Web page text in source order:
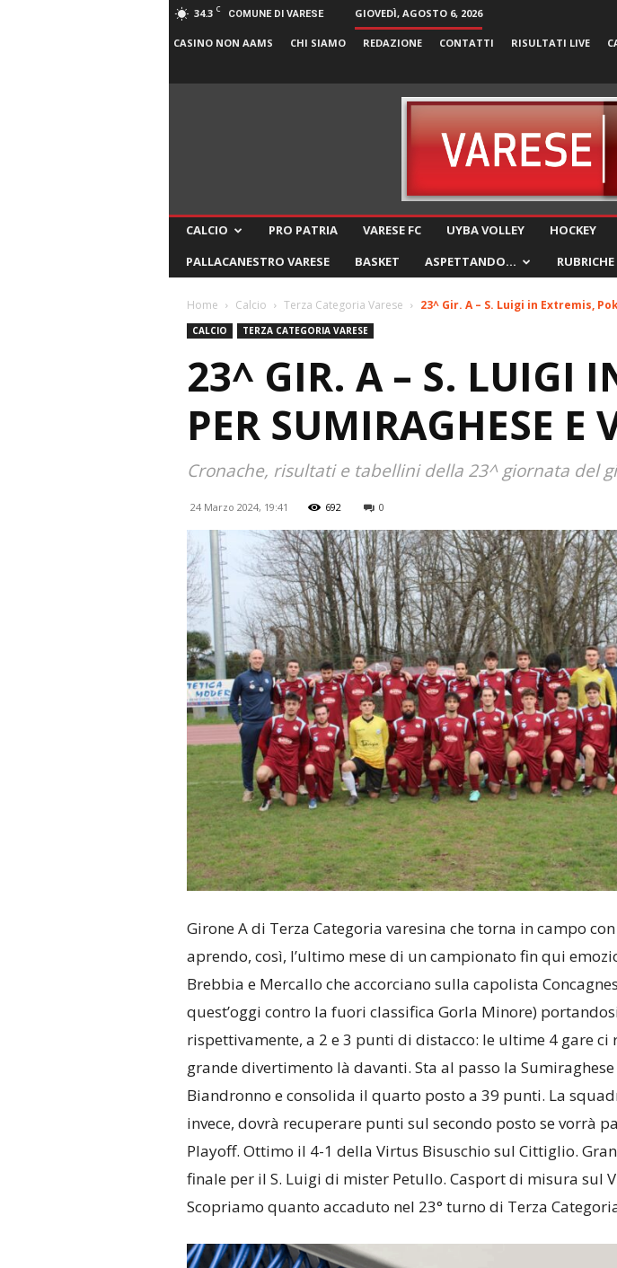
34.3 C COMUNE DI VARESE GIOVEDÌ, AGOSTO 6, 2026
CASINO NON AAMS CHI SIAMO REDAZIONE CONTATTI RISULTATI LIVE
CALCIO PRO PATRIA VARESE FC UYBA VOLLEY HOCKEY
PALLACANESTRO VARESE
BASKET ASPETTANDO… RUBRICHE
Home Calcio Terza Categoria Varese 23^ Gir. A – S. Luigi in Extremis,
CALCIO TERZA CATEGORIA VARESE
23^ GIR. A – S. LUIGI
PER SUMIRAGHESE E
Cronache, risultati e tabellini della 23^ giornata del
24 Marzo 2024, 19:41 692 0
Girone A di Terza Categoria varesina che torna in campo
aprendo, così, l’ultimo mese di un campionato fin qui
Brebbia e Mercallo che accorciano sulla capolista
quest’oggi contro la fuori classifica Gorla Minore)
rispettivamente, a 2 e 3 punti di distacco: le ultime 4 gare ci
grande divertimento là davanti. Sta al passo la
Biandronno e consolida il quarto posto a 39 punti. La
invece, dovrà recuperare punti sul secondo posto se vorrà
Playoff. Ottimo il 4-1 della Virtus Bisuschio sul Cittiglio.
finale per il S. Luigi di mister Petullo. Casport di misura sul
Scopriamo quanto accaduto nel 23° turno di Terza